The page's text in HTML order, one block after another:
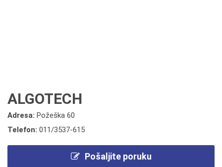
ALGOTECH
Adresa: Požeška 60
Telefon: 011/3537-615
Pošaljite poruku